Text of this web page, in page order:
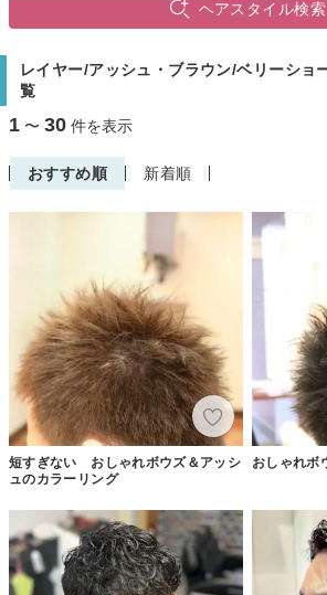
ヘアスタイル検索
レイヤー/アッシュ・ブラウン/ベリーショ
覧
1 〜 30 件を表示
おすすめ順 新着順
短すぎない おしゃれボウズ＆アッシ
ュのカラーリング
おしゃれボ